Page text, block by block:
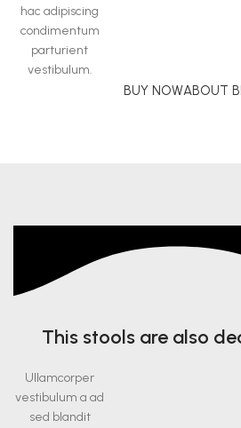
hac adipiscing
condimentum
parturient
vestibulum.
BUY NOWABOUT
This stools are also
Ullamcorper
vestibulum a ad
sed blandit